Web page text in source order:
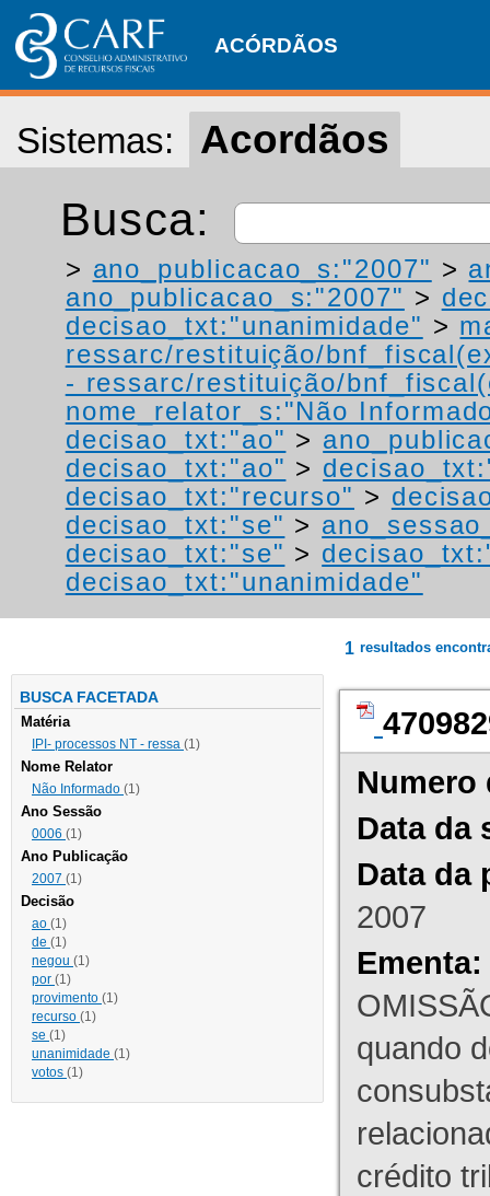
ACÓRDÃOS
Sistemas: Acordãos
Busca:
> ano_publicacao_s:"2007" >
ano_publicacao_s:"2007" >
decisao_txt:"unanimidade" >
ressarc/restituição/
- ressarc/restituição/
nome_relator_s:"Não
decisao_txt:"ao" >
decisao_txt:"ao" >
decisao_txt:"recurso" >
decisao_txt:"se" >
decisao_txt:"se" >
decisao_txt:"unanimidade"
BUSCA FACETADA
Matéria
IPI- processos NT - ressa (1)
Nome Relator
Não Informado (1)
Ano Sessão
0006 (1)
Ano Publicação
2007 (1)
Decisão
ao (1)
de (1)
negou (1)
por (1)
provimento (1)
recurso (1)
se (1)
unanimidade (1)
votos (1)
1 resultados
Numero
Data da
Data da
2007
Ementa:
quando
crédito